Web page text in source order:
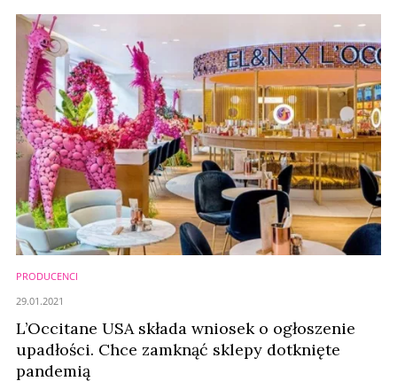
PRODUCENCI
L’Occitane USA składa wniosek o ogłoszenie
upadłości. Chce zamknąć sklepy dotknięte
pandemią
29.01.2021